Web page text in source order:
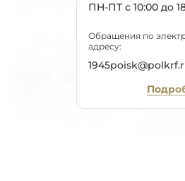
ПН-ПТ с 10:00 до
Обращения по
адресу: